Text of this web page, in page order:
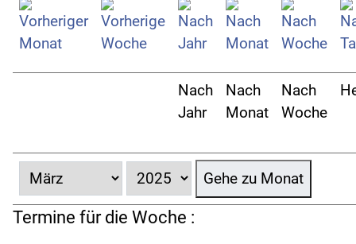
Nach
Jahr
Nach
Monat
Nach
Woche
Gehe zu Monat
Termine für die Woche :